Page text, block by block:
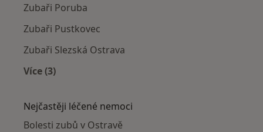
Zubaři Poruba
Zubaři Pustkovec
Zubaři Slezská Ostrava
Více (3)
Nejčastěji léčené nemoci
Bolesti zubů v Ostravě